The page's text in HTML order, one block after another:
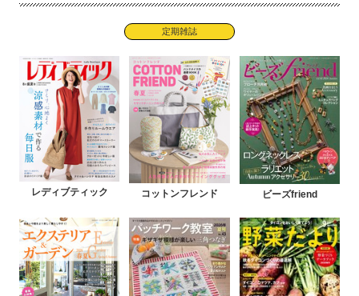
定期雑誌
レディブティック コットンフレンド ビーズfriend